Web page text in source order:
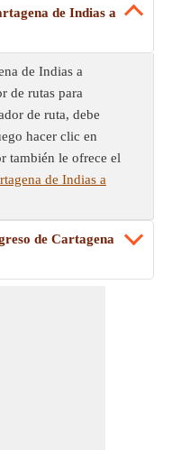
de Indias a
de Indias a
de rutas para
de ruta, debe
hacer clic en
también le ofrece el
de Indias a
de Cartagena